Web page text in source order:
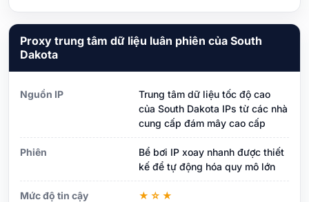
Proxy trung tâm dữ liệu luân phiên của South
Dakota
Nguồn IP
Trung tâm dữ liệu tốc độ cao
của South Dakota IPs từ các nhà
cung cấp đám mây cao cấp
Phiên
Bể bơi IP xoay nhanh được thiết
kế để tự động hóa quy mô lớn
Mức độ tin cậy ★☆★